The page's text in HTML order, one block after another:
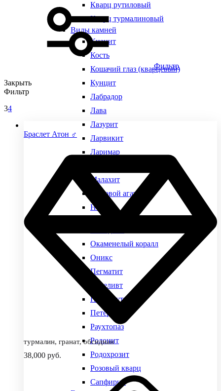
Кварц рутиловый
Кварц турмалиновый
Виды камней
Кианит
Кость
Кошачий глаз (кварцевый)
Кунцит
Лабрадор
Лава
Лазурит
Ларвикит
Ларимар
Малахит
Моховой агат
Нефрит
Окаменелый коралл
Оникс
Пегматит
Переливт
Перламутр
Петерсит
Раухтопаз
Родонит
Родохрозит
Розовый кварц
Сапфирин
Фильтр
Закрыть
Фильтр
34
Браслет Атон ♂
турмалин, гранат, обсидиан
38,000 руб.